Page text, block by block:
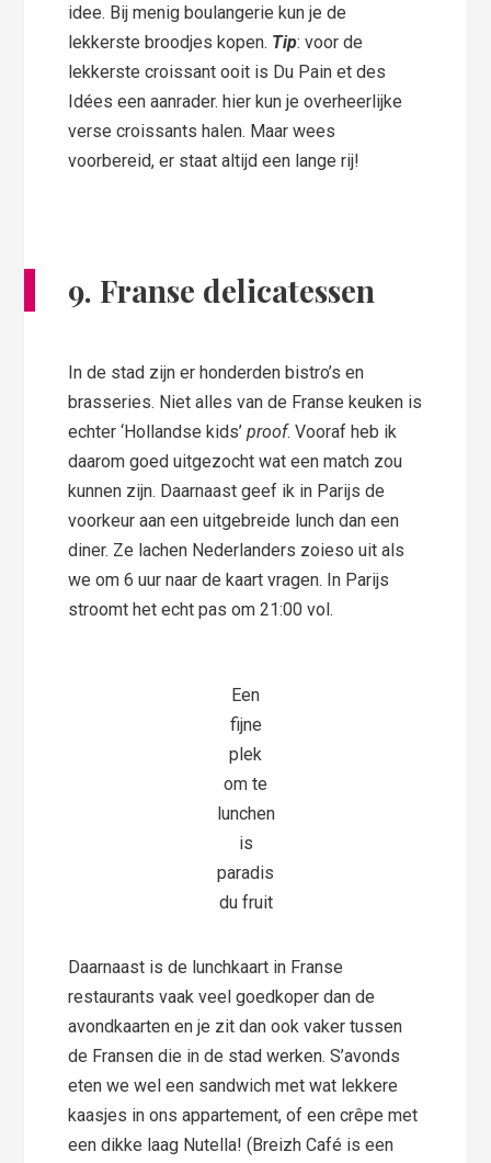
idee. Bij menig boulangerie kun je de
lekkerste broodjes kopen. Tip: voor de
lekkerste croissant ooit is Du Pain et des
Idées een aanrader. hier kun je overheerlijke
verse croissants halen. Maar wees
voorbereid, er staat altijd een lange rij!
9. Franse delicatessen
In de stad zijn er honderden bistro’s en
brasseries. Niet alles van de Franse keuken is
echter ‘Hollandse kids’proof. Vooraf heb ik
daarom goed uitgezocht wat een match zou
kunnen zijn. Daarnaast geef ik in Parijs de
voorkeur aan een uitgebreide lunch dan een
diner. Ze lachen Nederlanders zoieso uit als
we om 6 uur naar de kaart vragen. In Parijs
stroomt het echt pas om 21:00 vol.
Een
fijne
plek
om te
lunchen
is
paradis
du fruit
Daarnaast is de lunchkaart in Franse
restaurants vaak veel goedkoper dan de
avondkaarten en je zit dan ook vaker tussen
de Fransen die in de stad werken. S’avonds
eten we wel een sandwich met wat lekkere
kaasjes in ons appartement, of een crêpe met
een dikke laag Nutella! (Breizh Café is een